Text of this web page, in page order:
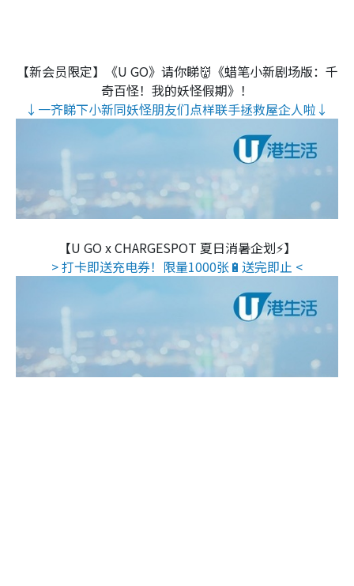
【新会员限定】《U GO》请你睇👹《蜡笔小新剧场版：千
奇百怪！我的妖怪假期》！
↓一齐睇下小新同妖怪朋友们点样联手拯救屋企人啦↓
【U GO x CHARGESPOT 夏日消暑企划⚡】
> 打卡即送充电券！限量1000张🔋送完即止 <